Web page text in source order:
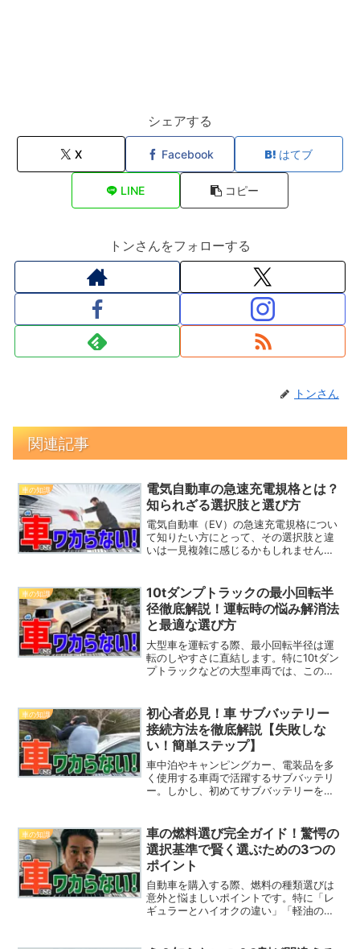
シェアする
X Facebook はてブ
LINE コピー
トンさんをフォローする
トンさん
関連記事
車の知識
電気自動車の急速充電規格とは？
知られざる選択肢と選び方
電気自動車（EV）の急速充電規格につい
て知りたい方にとって、その選択肢と違
いは一見複雑に感じるかもしれません。
い要素です。本記事では、EVオーナーや
これからEVを購入し...
車の知識
10tダンプトラックの最小回転半
径徹底解説！運転時の悩み解消法
と最適な選び方
大型車を運転する際、最小回転半径は運
転のしやすさに直結します。特に10tダン
プトラックなどの大型車両では、この数
トラックの運転に携わる予定があるな
ら、最小回転半径に...
車の知識
初心者必見！車 サブバッテリー
接続方法を徹底解説【失敗しな
い！簡単ステップ】
車中泊やキャンピングカー、電装品を多
く使用する車両で活躍するサブバッテリ
ー。しかし、初めてサブバッテリーを導
「取り付け作業が不安」といった悩みは
少なくないはずです。この記...
車の知識
車の燃料選び完全ガイド！驚愕の
選択基準で賢く選ぶための3つの
ポイント
自動車を購入する際、燃料の種類選びは
意外と悩ましいポイントです。特に「レ
ギュラーとハイオクの違い」「軽油の利